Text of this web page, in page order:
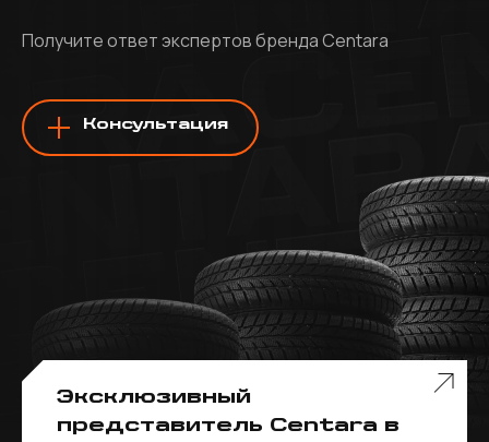
Получите ответ экспертов бренда Centara
Консультация
Эксклюзивный
представитель Centara в